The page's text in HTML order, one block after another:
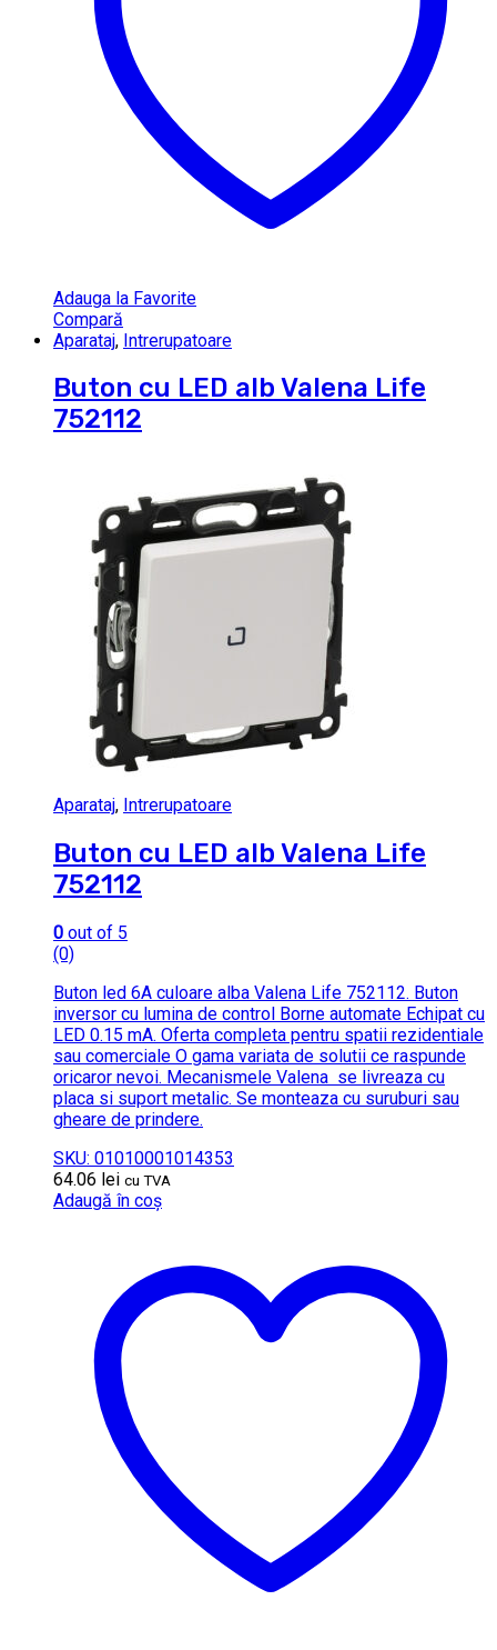
Adauga la Favorite
Compară
Aparataj, Intrerupatoare
Buton cu LED alb Valena Life
752112
Aparataj, Intrerupatoare
Buton cu LED alb Valena Life
752112
0 out of 5
(0)
Buton led 6A culoare alba Valena Life 752112. Buton
inversor cu lumina de control Borne automate Echipat cu
LED 0.15 mA. Oferta completa pentru spatii rezidentiale
sau comerciale O gama variata de solutii ce raspunde
oricaror nevoi. Mecanismele Valena se livreaza cu
placa si suport metalic. Se monteaza cu suruburi sau
gheare de prindere.
SKU: 01010001014353
64.06 lei cu TVA
Adaugă în coș